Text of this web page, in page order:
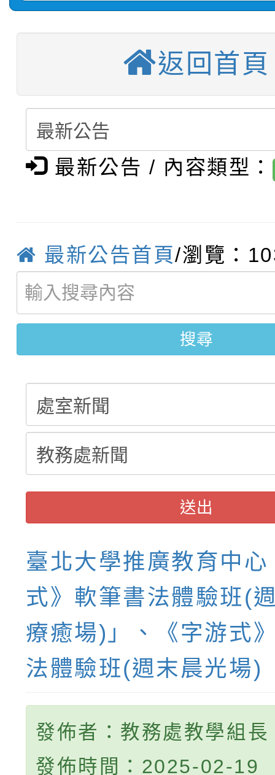
結果(第11招)
學年度第1學期第9次代
結果(第3招)
【甄選結果(第4招)】
學年度第1學期第9次
【甄選結果(第12招)】
學年度第1學期第7次
結果(第12招)
轉知：桃園市115學年
賽及師生本土語及新住
賽實施要點
轉知：「桃園市115學
比賽實施要點」
轉知：「115年金融知
動辦法」
轉知臺中市政府政風處
畫影片一案
劇比賽實施要點」及修
表
轉知：桃園市115年度
敬師藝文競賽』實施計
【甄選結果(第11招)】
學年度第1學期第7次代
結果(第11招)
【甄選結果(第3招)】
學年度第1學期第9次代
結果(第3招)
返回首頁
最新公告 / 內容類型：
最新公告首頁/瀏覽：
搜尋
送出
臺北大學推廣教育中
式》軟筆書法體驗班(
療癒場)」、《字游式
法體驗班(週末晨光場)
發佈者：教務處教學組長
發佈時間：2025-02-19